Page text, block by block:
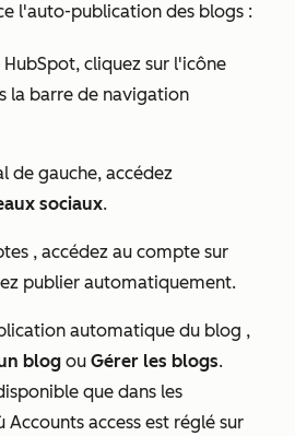
l'auto-publication des blogs :
cliquez sur l'icône
la barre de navigation
de gauche, accédez
sociaux.
, accédez au compte sur
publier automatiquement.
automatique du blog ,
blog ou Gérer les blogs.
que dans les
Accounts access est réglé sur